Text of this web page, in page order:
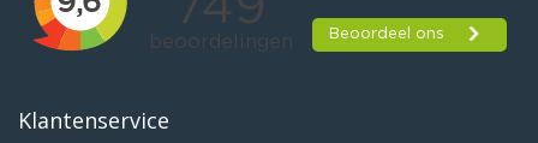
Klantenservice